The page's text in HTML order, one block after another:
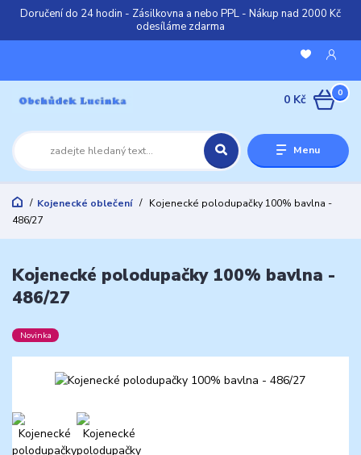
Doručení do 24 hodin - Zásilkovna a nebo PPL - Nákup nad 2000 Kč
odesíláme zdarma
Menu
0
0 Kč
Kojenecké oblečení
Kojenecké polodupačky 100% bavlna -
486/27
Kojenecké polodupačky 100% bavlna -
486/27
Novinka